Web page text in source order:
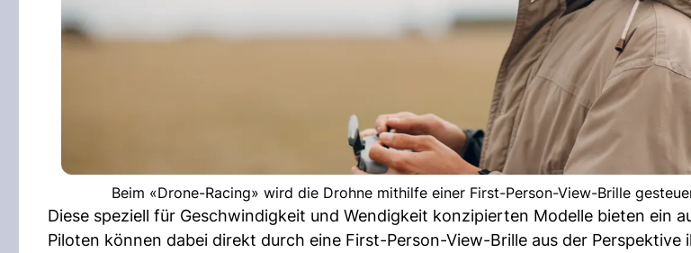
Beim «Drone-Racing» wird die Drohne mithilfe einer First-Person-View-Brille
Diese speziell für Geschwindigkeit und Wendigkeit konzipierten Modelle bieten ein
Piloten können dabei direkt durch eine First-Person-View-Brille aus der Perspektive